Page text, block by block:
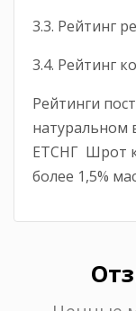
3.3. Рейтинг
3.4. Рейтинг
Рейтинги
натуральном
ЕТСНГ Шрот
более 1,5%